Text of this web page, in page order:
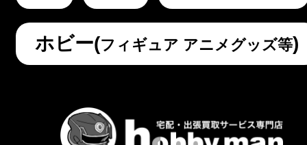
ホビー(フィギュア アニメグッズ等)